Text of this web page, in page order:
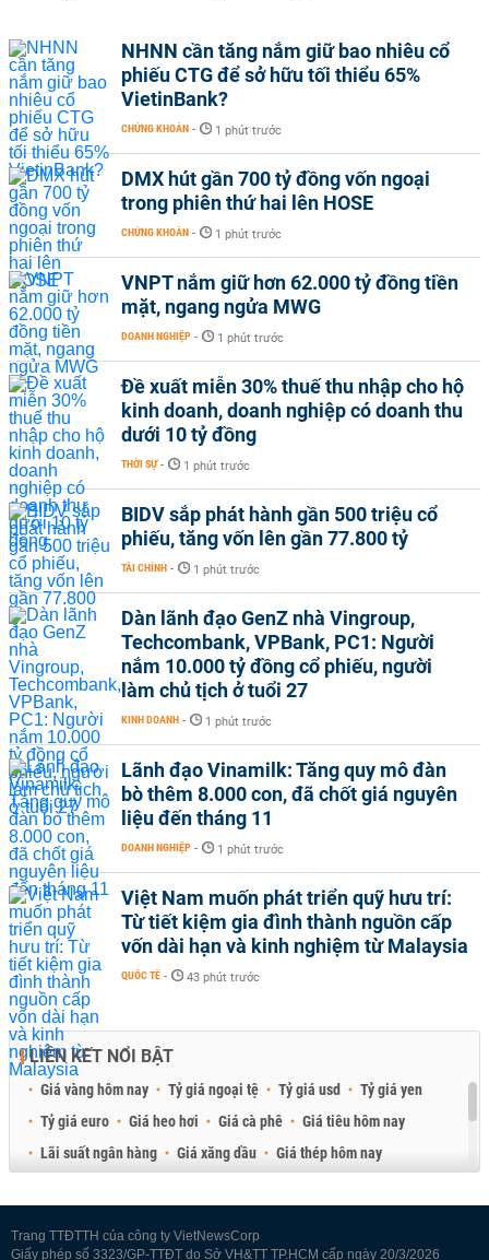
NHNN cần tăng nắm giữ bao nhiêu cổ
phiếu CTG để sở hữu tối thiểu 65%
VietinBank?
CHỨNG KHOÁN - 1 phút trước
DMX hút gần 700 tỷ đồng vốn ngoại
trong phiên thứ hai lên HOSE
CHỨNG KHOÁN - 1 phút trước
VNPT nắm giữ hơn 62.000 tỷ đồng tiền
mặt, ngang ngửa MWG
DOANH NGHIỆP - 1 phút trước
Đề xuất miễn 30% thuế thu nhập cho hộ
kinh doanh, doanh nghiệp có doanh thu
dưới 10 tỷ đồng
THỜI SỰ - 1 phút trước
BIDV sắp phát hành gần 500 triệu cổ
phiếu, tăng vốn lên gần 77.800 tỷ
TÀI CHÍNH - 1 phút trước
Dàn lãnh đạo GenZ nhà Vingroup,
Techcombank, VPBank, PC1: Người
nắm 10.000 tỷ đồng cổ phiếu, người
làm chủ tịch ở tuổi 27
KINH DOANH - 1 phút trước
Lãnh đạo Vinamilk: Tăng quy mô đàn
bò thêm 8.000 con, đã chốt giá nguyên
liệu đến tháng 11
DOANH NGHIỆP - 1 phút trước
Việt Nam muốn phát triển quỹ hưu trí:
Từ tiết kiệm gia đình thành nguồn cấp
vốn dài hạn và kinh nghiệm từ Malaysia
QUỐC TẾ - 43 phút trước
LIÊN KẾT NỔI BẬT
Giá vàng hôm nay Tỷ giá ngoại tệ Tỷ giá usd
Tỷ giá yen
Tỷ giá euro
Giá heo hơi Giá cà phê
Giá tiêu hôm nay
Lãi suất ngân hàng
Giá xăng dầu
Giá thép hôm nay
Trang TTĐTTH của công ty VietNewsCorp
Giấy phép số 3323/GP-TTĐT do Sở VH&TT TP.HCM cấp ngày 20/3/2026